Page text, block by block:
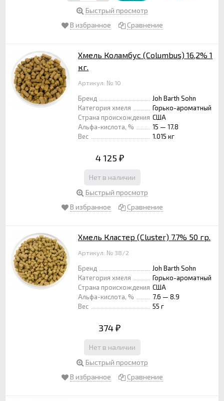
Быстрый просмотр
В избранное
Сравнение
Хмель Коламбус (Columbus) 16,2% 1
кг.
Артикул: № 10
Бренд
Joh Barth Sohn
Категория хмеля
Горько-ароматный
Страна происхождения США
Альфа-кислота, %
15 — 17.8
Вес
1.015 кг
4 125 ₽
Нет в наличии
Быстрый просмотр
В избранное
Сравнение
Хмель Кластер (Cluster) 7.7% 50 гр.
Артикул: № 38/2
Бренд
Joh Barth Sohn
Категория хмеля
Горько-ароматный
Страна происхождения США
Альфа-кислота, %
7.6 — 8.9
Вес
55 г
374 ₽
Нет в наличии
Быстрый просмотр
В избранное
Сравнение